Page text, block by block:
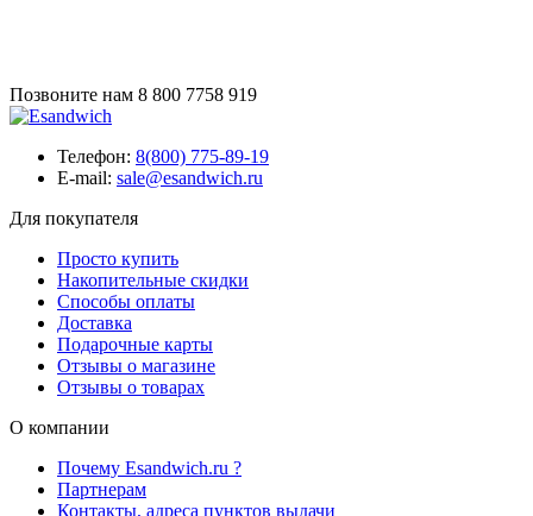
Позвоните нам 8 800 7758 919
Телефон: 8(800) 775-89-19
E-mail: sale@esandwich.ru
Для покупателя
Просто купить
Накопительные скидки
Способы оплаты
Доставка
Подарочные карты
Отзывы о магазине
Отзывы о товарах
О компании
Почему Esandwich.ru ?
Партнерам
Контакты, адреса пунктов выдачи